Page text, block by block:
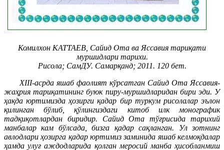
Комилхон КАТТАЕВ, Сайид Ота ва Яссавия тариқати
муршидлари тарихи.
Рисола; СамДУ. Самарқанд; 2011. 120 бет.
XIII-асрда яшаб фаолият кўрсатган Сайид Ота Яссавия-
жаҳрия тариқатининг буюк пиру-муршидларидан бири эди. У
ҳақда юртимизда ҳозирги қадар бир туркум рисолалар эълон
қилинган бўлиб, қўлингиздаги китоб илк монографик
тадқиқотлардан биридир. Сайид Ота тўғрисида тарихий
манбалар кам бўлсада, бизга қадар сақланган. Ул зотнинг
авлодлари ҳозирга қадар юртимиз заминида яшаб келмоқдалар
ҳамда улуғ аждодларида қолган меросий манба ҳисобланмиш